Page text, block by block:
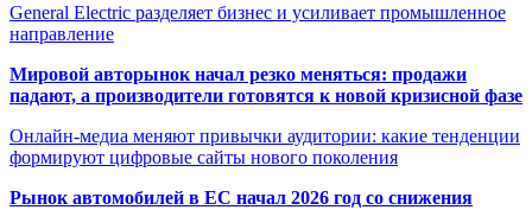
General Electric разделяет бизнес и усиливает промышленное
направление
Мировой авторынок начал резко меняться: продажи
падают, а производители готовятся к новой кризисной фазе
Онлайн-медиа меняют привычки аудитории: какие тенденции
формируют цифровые сайты нового поколения
Рынок автомобилей в ЕС начал 2026 год со снижения